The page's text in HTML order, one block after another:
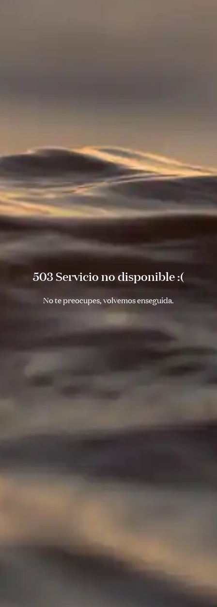
503 Servicio no disponible :(
No te preocupes, volvemos enseguida.